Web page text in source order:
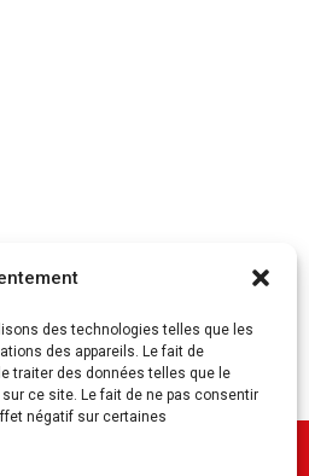
des technologies telles que les
des appareils. Le fait de
traiter des données telles que le
ce site. Le fait de ne pas consentir
négatif sur certaines